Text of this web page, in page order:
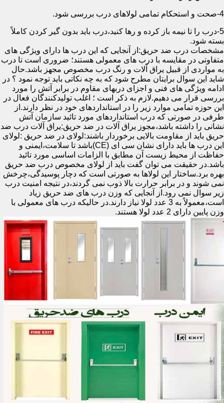
4-صحت و استحکام تمامی لولاهای درب بررسی شود.
5-درب را تا نیمه باز کرده و رها کنید،درب باید بدون گیر کردن کاملاً
بسته شود.
مشخصات درب ضد حریق:از آنجایی که این درب ها دارای ویژگی های
متفاوتی در مقایسه با درب های معمولی هستند؛ ضروری است تا درب
به مواردی از قبیل یراق آلات و رنگ درب مخصوص مجهز باشد.حال
شاید این سوال برایتان مطرح شود که به چه نکاتی باید توجه نمود ؟ در
ادامه ویژگی های فنی و اجزای دربهای مقاوم در برابر آتش را مورد
بررسی قرار می دهیم.لازم به ذکر است ؛ اغلب تولیدکنندگان فعال در
این حوزه تمامی موارد زیر را در استانداردهای خود در نظر دارند.از
طرفی در صورتی که درب استانداردهای مورد تائید سازمان آتش
نشانی را داشته باشد،مجوز یراق آلات در ضد حریق:یراق آلات درب ضد
حریق باید از مقاومت بالایی برخوردار باشند:لولای در ضد حریق :لولای
این درب ها باید دارای نشان سی ای (CE)باشد تا سلامت،ایمنی و
حفاظت از محیط زیست آن مطابق با الزامات اساسی مورد تائید
باشد.در حقیقت می توان گفت باید از لولای مخصوص درب ضد حریق
بهره برد.ساختار این لولاها به صورتی است که دچار پوسیدگی،چرخش
نمی شوند و در برابر حرارت بالا ذوب نمی گردند،در نتیجه امنیت درب
زیر سوال نمی رود.از آنجایی که وزن درب های ضد حریق زیاد
است،معمولاً به 3 عدد لولا نیاز دارند.در حالیکه درب های معمولی با
وزن پایین دارای 2 عدد لولا هستند.